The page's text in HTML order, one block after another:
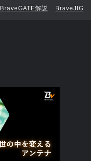
BraveGATE解説 BraveJIG